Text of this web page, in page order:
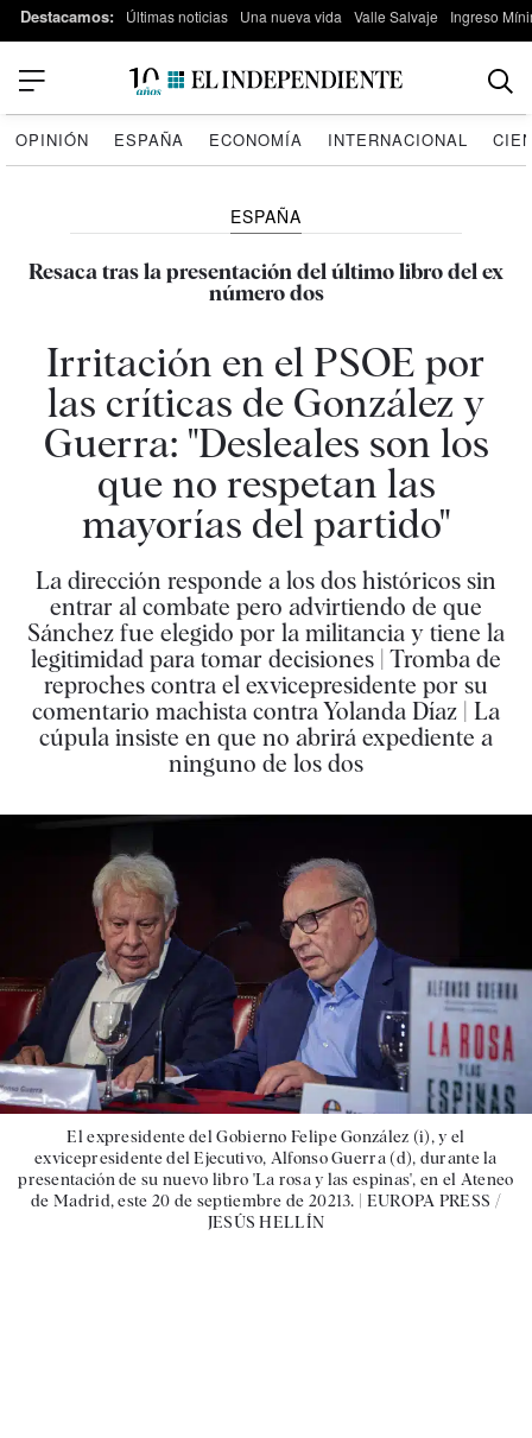
Destacamos: Últimas noticias Una nueva vida Valle Salvaje Ingreso
OPINIÓN ESPAÑA ECONOMÍA INTERNACIONAL
ESPAÑA
Resaca tras la presentación del último libro del ex
número dos
Irritación en el PSOE por
las críticas de González y
Guerra: "Desleales son los
que no respetan las
mayorías del partido"
La dirección responde a los dos históricos sin
entrar al combate pero advirtiendo de que
Sánchez fue elegido por la militancia y tiene la
legitimidad para tomar decisiones | Tromba de
reproches contra el exvicepresidente por su
comentario machista contra Yolanda Díaz | La
cúpula insiste en que no abrirá expediente a
ninguno de los dos
El expresidente del Gobierno Felipe González (i), y el
exvicepresidente del Ejecutivo, Alfonso Guerra (d), durante la
presentación de su nuevo libro 'La rosa y las espinas', en el Ateneo
de Madrid, este 20 de septiembre de 20213. | EUROPA PRESS /
JESÚS HELLÍN